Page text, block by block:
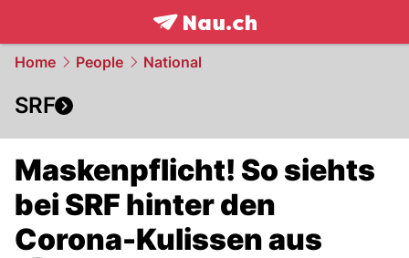
frontpage.NAU.ch
Home People National
SRF
Maskenpflicht! So siehts
bei SRF hinter den
Corona-Kulissen aus